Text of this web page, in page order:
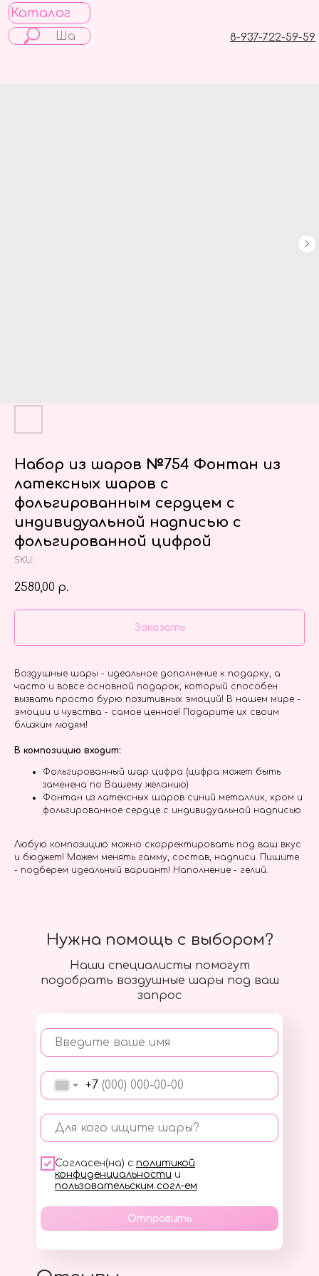
Каталог
8-937-722-59-59
Набор из шаров №754 Фонтан из
латексных шаров с
фольгированным сердцем с
индивидуальной надписью с
фольгированной цифрой
SKU:
2580,00 р.
Заказать
Воздушные шары - идеальное дополнение к подарку, а
часто и вовсе основной подарок, который способен
вызвать просто бурю позитивных эмоций! В нашем мире -
эмоции и чувства - самое ценное! Подарите их своим
близким людям!
В композицию входит:
Фольгированный шар цифра (цифра может быть
заменена по Вашему желанию)
Фонтан из латексных шаров синий металлик, хром и
фольгированное сердце с индивидуальной надписью
Любую композицию можно скорректировать под ваш вкус
и бюджет! Можем менять гамму, состав, надписи. Пишите
- подберем идеальный вариант! Наполнение - гелий.
Наши специалисты помогут
подобрать воздушные шары под ваш
запрос
Введите ваше имя
+7
Для кого ищите шары?
Согласен(на) с политикой
конфиденциальности и
пользовательским согл-ем
Отправить
Нужна помощь с выбором?